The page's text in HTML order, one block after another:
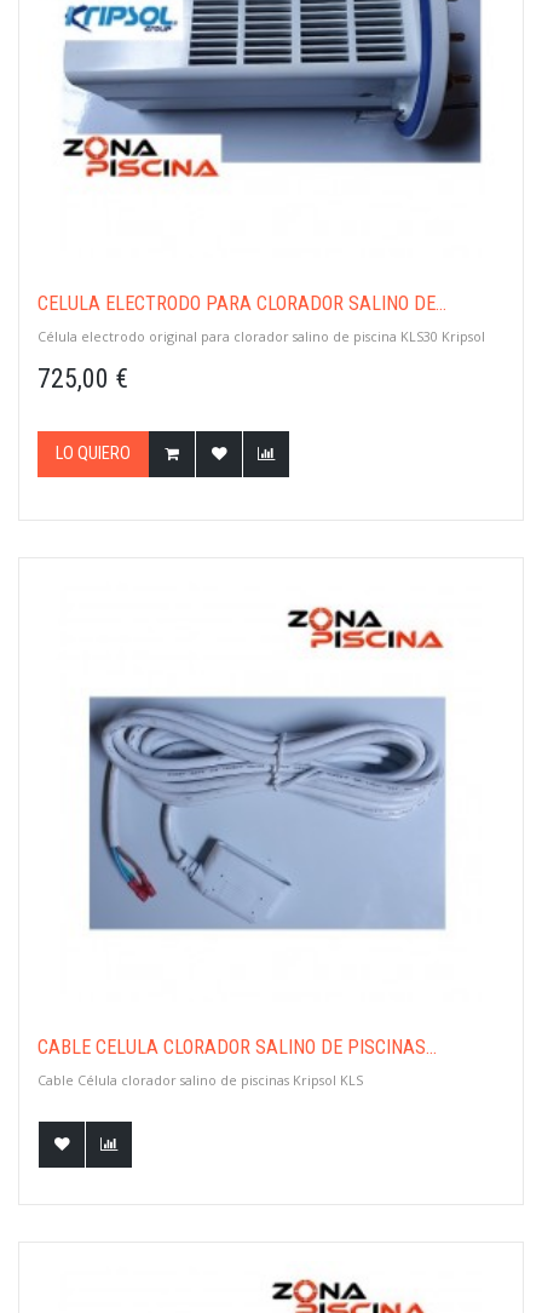
CÉLULA ELECTRODO PARA CLORADOR SALINO DE...
Célula electrodo original para clorador salino de piscina KLS30 Kripsol
725,00 €
LO QUIERO
CABLE CÉLULA CLORADOR SALINO DE PISCINAS...
Cable Célula clorador salino de piscinas Kripsol KLS